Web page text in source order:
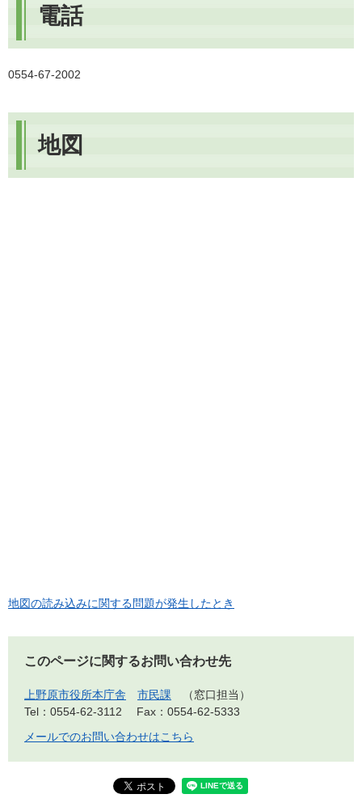
電話
0554-67-2002
地図
地図の読み込みに関する問題が発生したとき
このページに関するお問い合わせ先
上野原市役所本庁舎 市民課
窓口担当
Tel：0554-62-3112
Fax：0554-62-5333
メールでのお問い合わせはこちら